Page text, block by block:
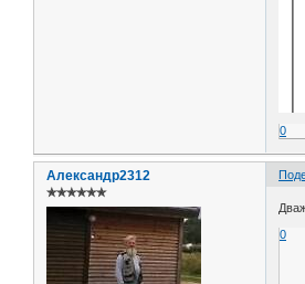
0
Александр2312
✯✯✯✯✯✯
0